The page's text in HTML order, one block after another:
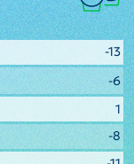
-13
-6
1
-8